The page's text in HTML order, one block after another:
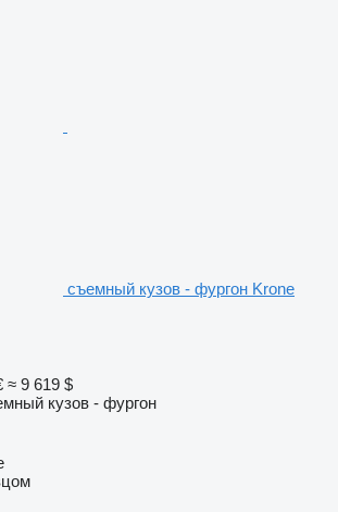
съемный кузов - фургон Krone
≈ 9 619 $
кузов - фургон